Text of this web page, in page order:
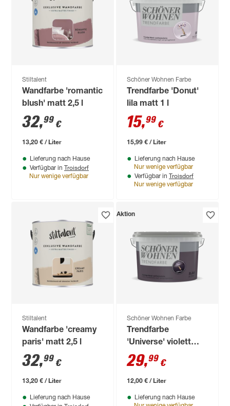
Stiltalent
Wandfarbe 'romantic
blush' matt 2,5 l
32,99 €
13,20 € / Liter
Lieferung nach Hause
Verfügbar in Troisdorf
Nur wenige verfügbar
Schöner Wohnen Farbe
Trendfarbe 'Donut'
lila matt 1 l
15,99 €
15,99 € / Liter
Lieferung nach Hause
Nur wenige verfügbar
Verfügbar in Troisdorf
Nur wenige verfügbar
Stiltalent
Wandfarbe 'creamy
paris' matt 2,5 l
32,99 €
13,20 € / Liter
Lieferung nach Hause
Aktion
Schöner Wohnen Farbe
Trendfarbe
'Universe' violett
matt 2,5 l
29,99 €
12,00 € / Liter
Lieferung nach Hause